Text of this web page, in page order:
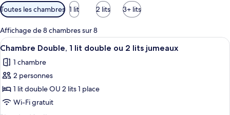
Filtres
disponibles
pour
les
chambres
Toutes les chambres 1 lit 2 lits 3+ lits
Affichage de 8 chambres sur 8
Afficher
toutes
les
photos
pour
ce
Un lit bien fait, recouvert d’une
22
Chambre Double, 1 lit double ou 2 lits jumeaux
1 chambre
2 personnes
1 lit double OU 2 lits 1 place
Wi-Fi gratuit